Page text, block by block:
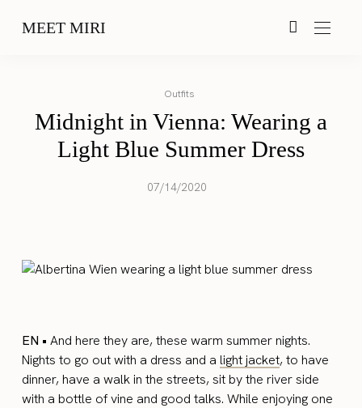
MEET MIRI
Outfits
Midnight in Vienna: Wearing a
Light Blue Summer Dress
07/14/2020
EN • And here they are, these warm summer nights.
Nights to go out with a dress and alight jacket, to have
dinner, have a walk in the streets, sit by the river side
with a bottle of vine and good talks. While enjoying one